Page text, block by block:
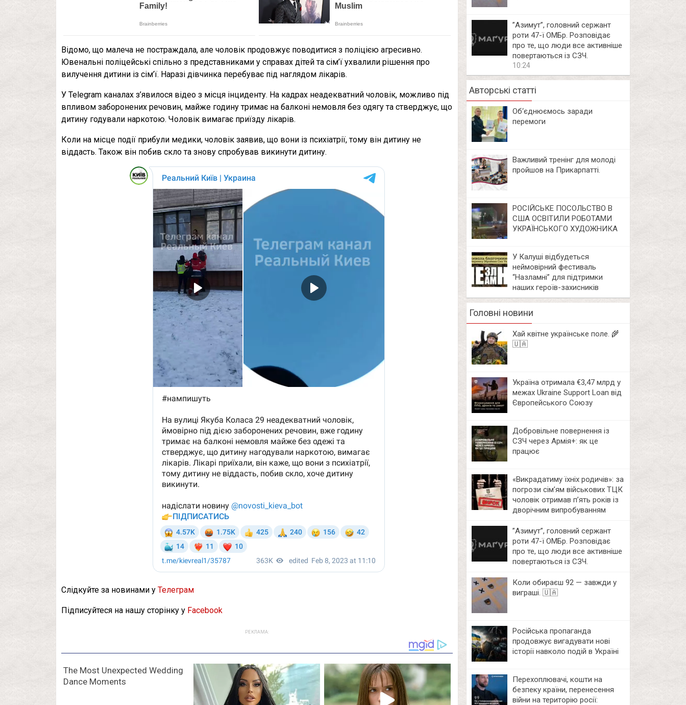
Відомо, що малеча не постраждала, але чоловік продовжує поводитися з поліцією агресивно.
Ювенальні поліцейські спільно з представниками у справах дітей та сім’ї ухвалили рішення про
вилучення дитини із сім’ї. Наразі дівчинка перебуває під наглядом лікарів.
У Telegram каналах з’явилося відео з місця інциденту. На кадрах неадекватний чоловік, можливо під
впливом заборонених речовин, майже годину тримає на балконі немовля без одягу та стверджує, що
дитину годували наркотою. Чоловік вимагає приїзду лікарів.
Коли на місце події прибули медики, чоловік заявив, що вони із психіатрії, тому він дитину не
віддасть. Також він побив скло та знову спробував викинути дитину.
Слідкуйте за новинами у Телеграм
Підписуйтеся на нашу сторінку у Facebook
РЕКЛАМА:
⁨”Азимут”, головний сержант
роти 47-ї ОМБр. Розповідає
про те, що люди все активніше
повертаються із СЗЧ.
10:24
Авторські статті
Об‘єднюємось заради
перемоги
Важливий тренінг для молоді
пройшов на Прикарпатті.
РОСІЙСЬКЕ ПОСОЛЬСТВО В
США ОСВІТИЛИ РОБОТАМИ
УКРАЇНСЬКОГО ХУДОЖНИКА
У Калуші відбудеться
неймовірний фестиваль
“Назламні” для підтримки
наших героїв-захисників
Головні новини
Хай квітне українське поле. 🌾
🇺🇦
Україна отримала €3,47 млрд у
межах Ukraine Support Loan від
Європейського Союзу
Добровільне повернення із
СЗЧ через Армія+: як це
працює
«Викрадатиму їхніх родичів»: за
погрози сім’ям військових ТЦК
чоловік отримав п’ять років із
дворічним випробуванням
⁨”Азимут”, головний сержант
роти 47-ї ОМБр. Розповідає
про те, що люди все активніше
повертаються із СЗЧ.
Коли обираєш 92 — завжди у
виграші. 🇺🇦
Російська пропаганда
продовжує вигадувати нові
історії навколо подій в Україні
Перехоплювачі, кошти на
безпеку країни, перенесення
війни на територію росії: